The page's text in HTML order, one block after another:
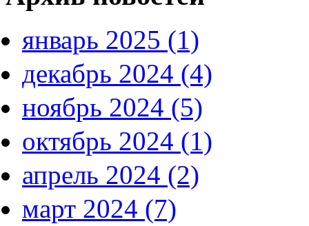
январь 2025 (1)
декабрь 2024 (4)
ноябрь 2024 (5)
октябрь 2024 (1)
апрель 2024 (2)
март 2024 (7)